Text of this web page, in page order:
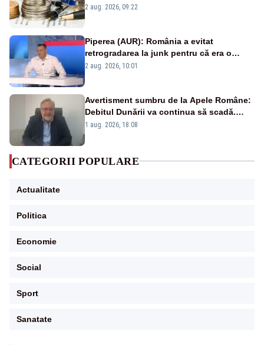
viitoare?
2 aug. 2026, 09:22
Piperea (AUR): România a evitat
retrogradarea la junk pentru că era o
catastrofă pentru bănci și fondurile de
2 aug. 2026, 10:01
Avertisment sumbru de la Apele Române:
Debitul Dunării va continua să scadă.
Cernavodă s-ar putea închide în 4 zile
1 aug. 2026, 18:08
CATEGORII POPULARE
Actualitate
Politica
Economie
Social
Sport
Sanatate